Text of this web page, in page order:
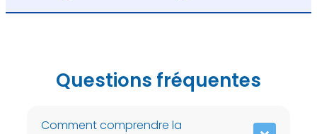
Questions fréquentes
Comment comprendre la